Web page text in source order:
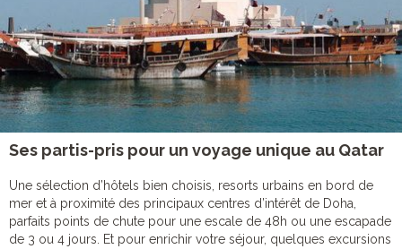
Ses partis-pris pour un voyage unique au Qatar
Une sélection d’hôtels bien choisis, resorts urbains en bord de
mer et à proximité des principaux centres d’intérêt de Doha,
parfaits points de chute pour une escale de 48h ou une escapade
de 3 ou 4 jours. Et pour enrichir votre séjour, quelques excursions